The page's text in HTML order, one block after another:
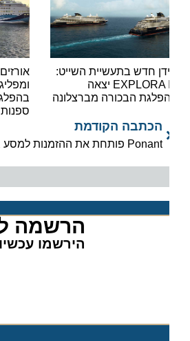
חדש בתעשיית השייט:
EXPLORA III יצאה
הבכורה מברצלונה
אורזים
בהפלגות
ספנות
הכתבה הקודמת
Ponant פותחת את ההזמנות למסע בן 62 יום סביב אנטארקטיקה
הרשמה
הירשמו עכשיו